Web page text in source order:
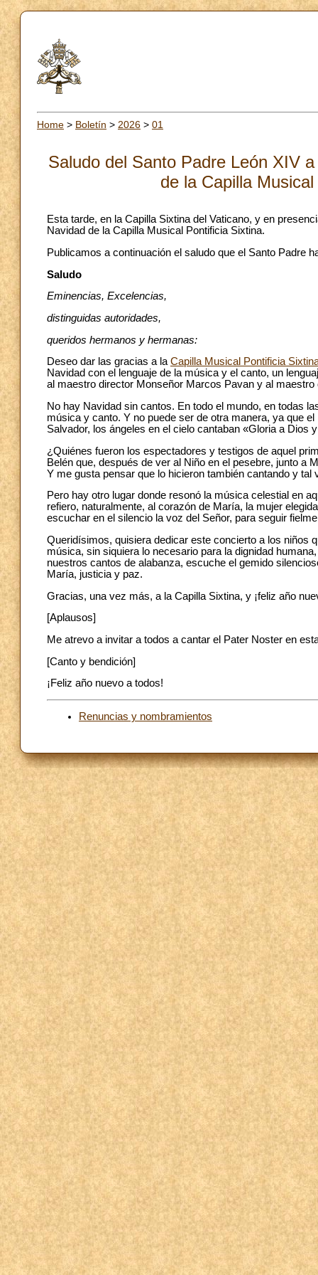
Home > Boletín > 2026 > 01
Saludo del Santo Padre León XIV
de la Capilla
Esta tarde, en la Capilla Sixtina del Vaticano, y en
Navidad de la Capilla Musical Pontificia Sixtina.
Publicamos a continuación el saludo que el Santo Padre
Saludo
Eminencias, Excelencias,
distinguidas autoridades,
queridos hermanos y hermanas:
Deseo dar las gracias a laCapilla Musical Pontificia
Navidad con el lenguaje de la música y el canto, un
al maestro director Monseñor Marcos Pavan y al
No hay Navidad sin cantos. En todo el mundo, en todas
música y canto. Y no puede ser de otra manera, ya que
Salvador, los ángeles en el cielo cantaban «Gloria a Dios
¿Quiénes fueron los espectadores y testigos de aquel
Belén que, después de ver al Niño en el pesebre, junto
Y me gusta pensar que lo hicieron también cantando y tal
Pero hay otro lugar donde resonó la música celestial en
refiero, naturalmente, al corazón de María, la mujer
escuchar en el silencio la voz del Señor, para seguir
Queridísimos, quisiera dedicar este concierto a los niños
música, sin siquiera lo necesario para la dignidad
nuestros cantos de alabanza, escuche el gemido
María, justicia y paz.
Gracias, una vez más, a la Capilla Sixtina, y ¡feliz año
[Aplausos]
Me atrevo a invitar a todos a cantar el Pater Noster en
[Canto y bendición]
¡Feliz año nuevo a todos!
Renuncias y nombramientos